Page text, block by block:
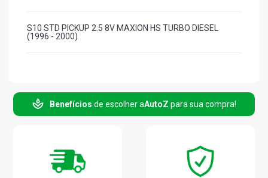
S10 STD PICKUP 2.5 8V MAXION HS TURBO DIESEL
(1996 - 2000)
Benefícios de escolher aAutoZ para sua compra!